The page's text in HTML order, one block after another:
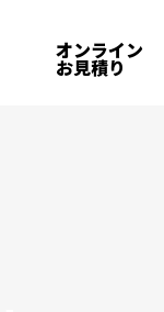
オンライン
お見積り